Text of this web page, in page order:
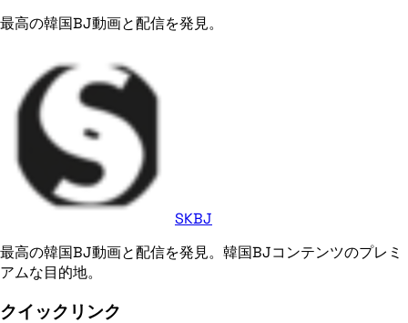
最高の韓国BJ動画と配信を発見。
SKBJ
最高の韓国BJ動画と配信を発見。韓国BJコンテンツのプレミ
アムな目的地。
クイックリンク